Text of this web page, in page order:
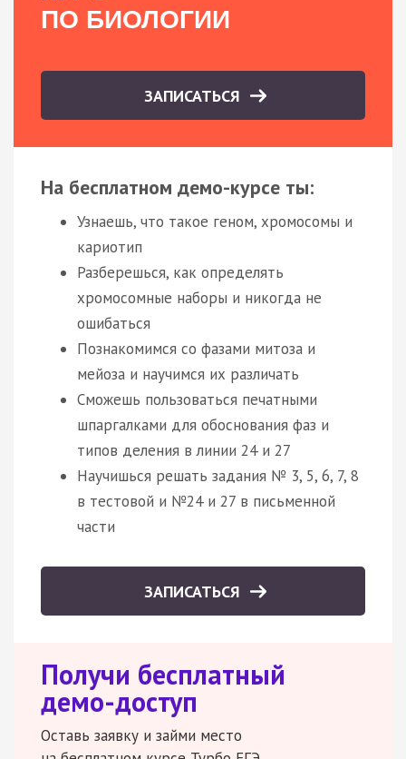
ПО БИОЛОГИИ
ЗАПИСАТЬСЯ
На бесплатном демо-курсе ты:
Узнаешь, что такое геном, хромосомы и
кариотип
Разберешься, как определять
хромосомные наборы и никогда не
ошибаться
Познакомимся со фазами митоза и
мейоза и научимся их различать
Сможешь пользоваться печатными
шпаргалками для обоснования фаз и
типов деления в линии 24 и 27
Научишься решать задания № 3, 5, 6, 7, 8
в тестовой и №24 и 27 в письменной
части
ЗАПИСАТЬСЯ
Получи бесплатный
демо-доступ
Оставь заявку и займи место